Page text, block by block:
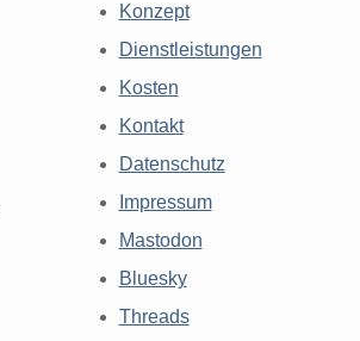
Konzept
Dienstleistungen
Kosten
Kontakt
Datenschutz
Impressum
Mastodon
Bluesky
Threads